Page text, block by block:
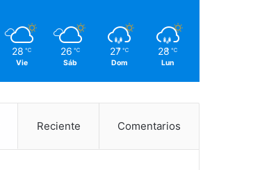
28 ℃
Vie
26 ℃
Sáb
27 ℃
Dom
28 ℃
Lun
Reciente Comentarios